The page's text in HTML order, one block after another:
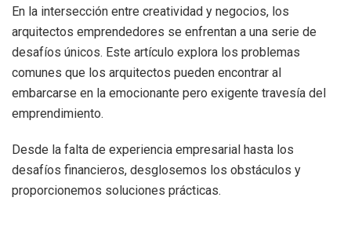
En la intersección entre creatividad y negocios, los
arquitectos emprendedores se enfrentan a una serie de
desafíos únicos. Este artículo explora los problemas
comunes que los arquitectos pueden encontrar al
embarcarse en la emocionante pero exigente travesía del
emprendimiento.
Desde la falta de experiencia empresarial hasta los
desafíos financieros, desglosemos los obstáculos y
proporcionemos soluciones prácticas.